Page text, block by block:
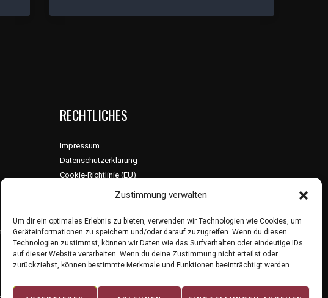
Zustimmung verwalten
Um dir ein optimales Erlebnis zu bieten, verwenden wir Technologien wie Cookies, um
Geräteinformationen zu speichern und/oder darauf zuzugreifen. Wenn du diesen
Technologien zustimmst, können wir Daten wie das Surfverhalten oder eindeutige IDs
auf dieser Website verarbeiten. Wenn du deine Zustimmung nicht erteilst oder
zurückziehst, können bestimmte Merkmale und Funktionen beeinträchtigt werden.
zum
Custom
Bike
RECHTLICHES
Impressum
Datenschutzerklärung
Cookie-Richtlinie (EU)